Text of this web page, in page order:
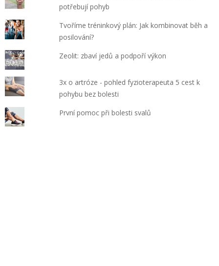
potřebují pohyb
Tvoříme tréninkový plán: Jak kombinovat běh a
posilování?
Zeolit: zbaví jedů a podpoří výkon
3x o artróze - pohled fyzioterapeuta 5 cest k
pohybu bez bolesti
První pomoc při bolesti svalů